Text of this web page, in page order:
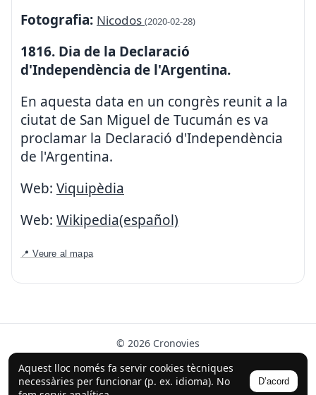
Aquest lloc només fa servir cookies tècniques
necessàries per funcionar (p. ex. idioma). No
D’acord
Fotografia: Nicodos (2020-02-28)
1816. Dia de la Declaració
d'Independència de l'Argentina.
En aquesta data en un congrès reunit a la
ciutat de San Miguel de Tucumán es va
proclamar la Declaració d'Independència
de l'Argentina.
Web: Viquipèdia
Web: Wikipedia(español)
📍 Veure al mapa
© 2026 Cronovies
Història als carrers · Desenvolupat amb l’ajuda de la IA
(ChatGPT).